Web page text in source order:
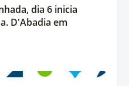
dia 6 inicia
D'Abadia em